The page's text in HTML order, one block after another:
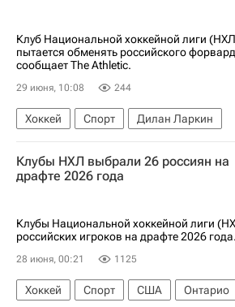
Клуб Национальной хоккейной лиги
пытается обменять российского
сообщает The Athletic.
29 июня, 10:08 244
Хоккей Спорт
Дилан Ларкин
Яков Тренин
Миннесота Уайлд
Детройт Ред Уингз
Колорадо
Клубы НХЛ выбрали 26 россиян на
драфте 2026 года
Клубы Национальной хоккейной лиги
российских игроков на драфте 2026 года.
28 июня, 00:21 1125
Хоккей Спорт США
Онтарио